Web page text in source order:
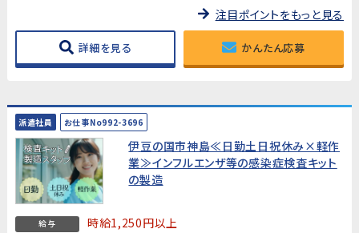
注目ポイントをもっと見る
詳細を見る かんたん応募
派遣社員 お仕事No992-3696
伊豆の国市神島≪日勤土日祝休み×軽作
業≫インフルエンザ等の感染症検査キット
の製造
給与 時給1,250円以上